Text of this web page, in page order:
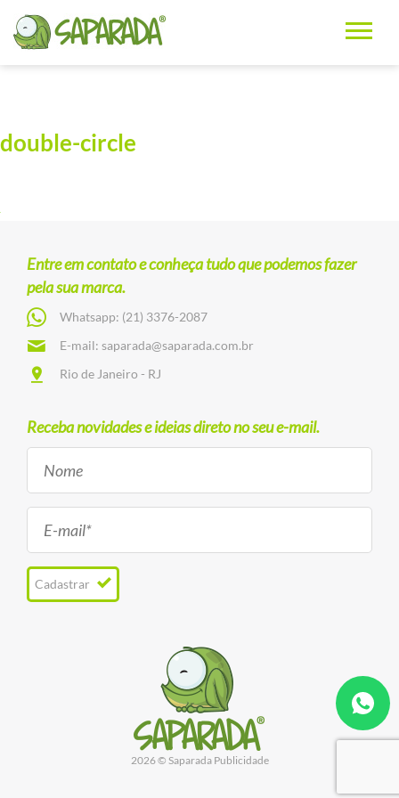
double-circle
Entre em contato e conheça tudo que podemos fazer
pela sua marca.
Whatsapp: (21) 3376-2087
E-mail: saparada@saparada.com.br
Rio de Janeiro - RJ
Receba novidades e ideias direto no seu e-mail.
Cadastrar
2026 © Saparada Publicidade